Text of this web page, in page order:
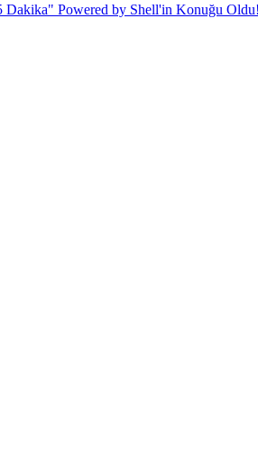
Dakika" Powered by Shell'in Konuğu Oldu!